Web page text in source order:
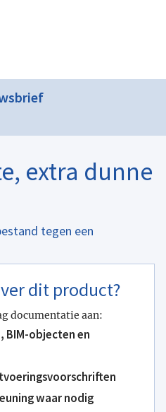
extra dunne
tegen een
dit product?
documentatie aan:
BIM-objecten en
waar nodig